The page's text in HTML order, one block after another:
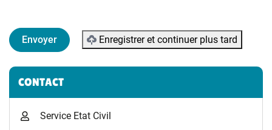
Enregistrer et continuer plus tard
Informations complémentaires
CONTACT
Service Etat Civil